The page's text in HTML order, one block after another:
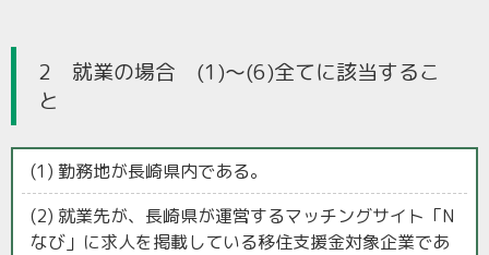
2 就業の場合 (1)～(6)全てに該当するこ
と
(1) 勤務地が長崎県内である。
(2) 就業先が、長崎県が運営するマッチングサイト「N
なび」に求人を掲載している移住支援金対象企業であ